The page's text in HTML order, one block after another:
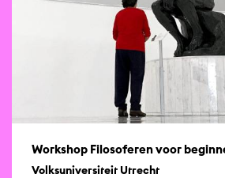
Workshop Filosoferen voor
Volksuniversiteit Utrecht